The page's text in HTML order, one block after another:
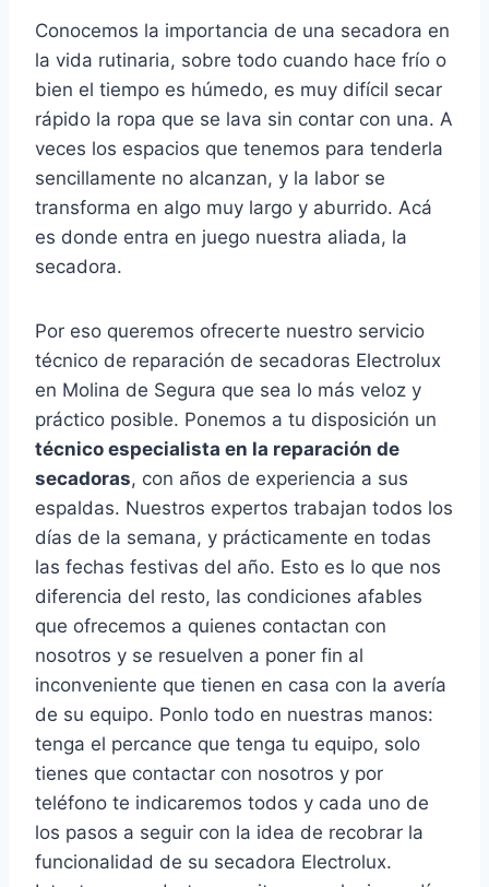
Conocemos la importancia de una secadora en
la vida rutinaria, sobre todo cuando hace frío o
bien el tiempo es húmedo, es muy difícil secar
rápido la ropa que se lava sin contar con una. A
veces los espacios que tenemos para tenderla
sencillamente no alcanzan, y la labor se
transforma en algo muy largo y aburrido. Acá
es donde entra en juego nuestra aliada, la
secadora.
Por eso queremos ofrecerte nuestro servicio
técnico de reparación de secadoras Electrolux
en Molina de Segura que sea lo más veloz y
práctico posible. Ponemos a tu disposición un
técnico especialista en la reparación de
secadoras, con años de experiencia a sus
espaldas. Nuestros expertos trabajan todos los
días de la semana, y prácticamente en todas
las fechas festivas del año. Esto es lo que nos
diferencia del resto, las condiciones afables
que ofrecemos a quienes contactan con
nosotros y se resuelven a poner fin al
inconveniente que tienen en casa con la avería
de su equipo. Ponlo todo en nuestras manos:
tenga el percance que tenga tu equipo, solo
tienes que contactar con nosotros y por
teléfono te indicaremos todos y cada uno de
los pasos a seguir con la idea de recobrar la
funcionalidad de su secadora Electrolux.